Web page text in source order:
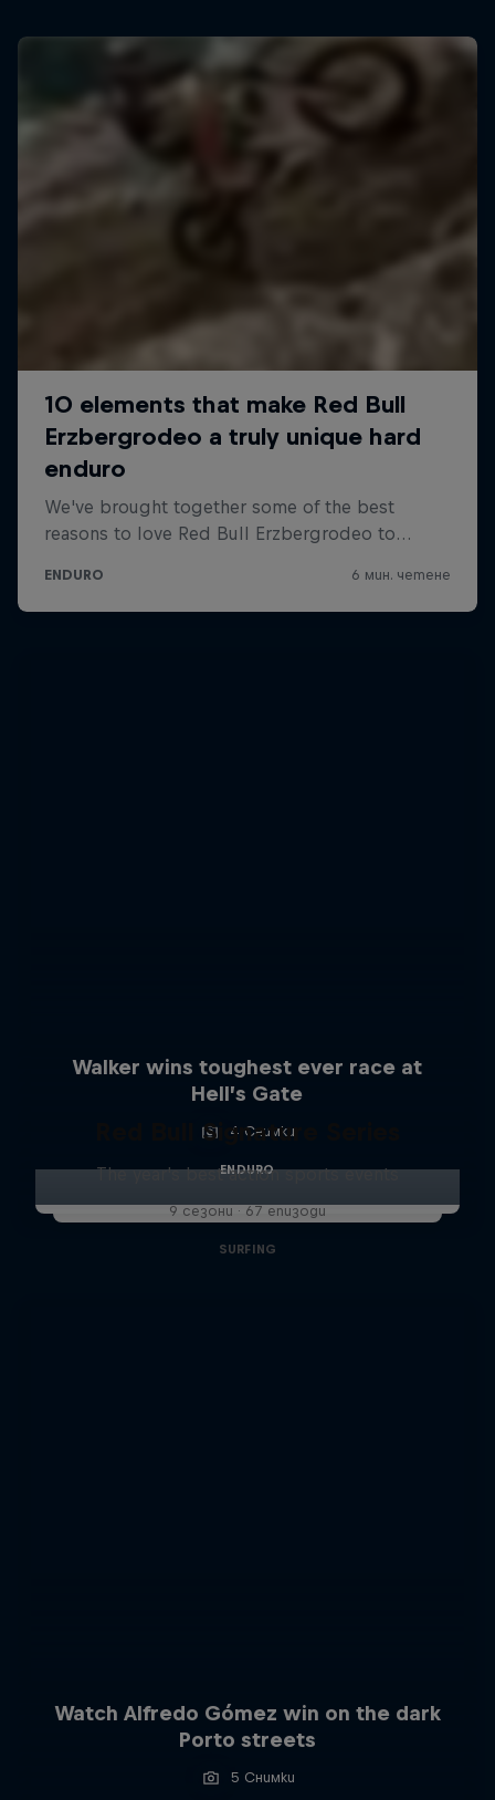
Walker wins toughest ever race at
Hell’s Gate
4 Снимки
ENDURO
Red Bull Signature Series
The year's best action sports events
9 сезони · 67 епизоди
SURFING
Watch Alfredo Gómez win on the dark
Porto streets
5 Снимки